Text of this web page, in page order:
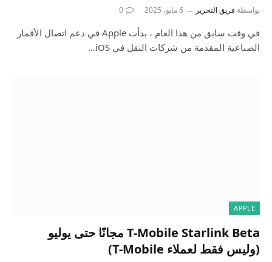
بواسطة فريق التحرير 6 مايو، 2025 0
في وقت سابق من هذا العام ، بدأت Apple في دعم اتصال الأقمار
الصناعية المقدمة من شركات النقل في iOS…
APPLE
T-Mobile Starlink Beta مجانًا حتى يوليو
(وليس فقط لعملاء T-Mobile)